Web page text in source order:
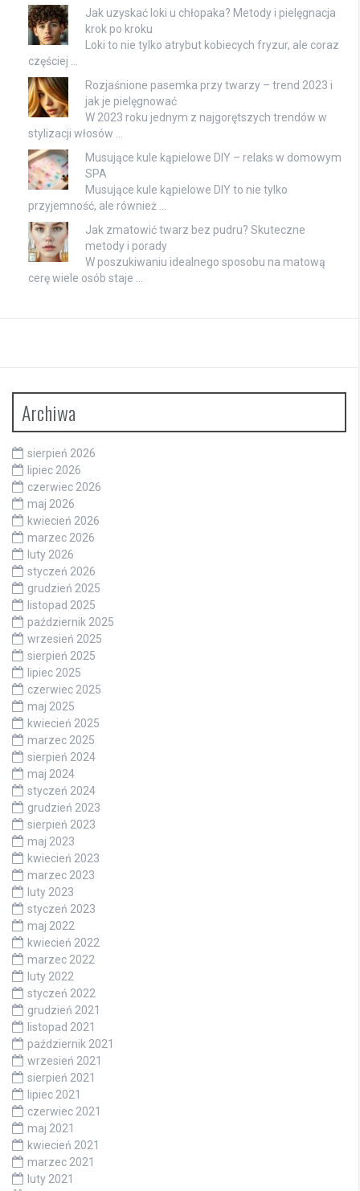
Jak uzyskać loki u chłopaka? Metody i pielęgnacja
krok po kroku
Loki to nie tylko atrybut kobiecych fryzur, ale coraz
częściej …
Rozjaśnione pasemka przy twarzy – trend 2023 i
jak je pielęgnować
W 2023 roku jednym z najgorętszych trendów w
stylizacji włosów …
Musujące kule kąpielowe DIY – relaks w domowym
SPA
Musujące kule kąpielowe DIY to nie tylko
przyjemność, ale również …
Jak zmatowić twarz bez pudru? Skuteczne
metody i porady
W poszukiwaniu idealnego sposobu na matową
cerę wiele osób staje …
Archiwa
sierpień 2026
lipiec 2026
czerwiec 2026
maj 2026
kwiecień 2026
marzec 2026
luty 2026
styczeń 2026
grudzień 2025
listopad 2025
październik 2025
wrzesień 2025
sierpień 2025
lipiec 2025
czerwiec 2025
maj 2025
kwiecień 2025
marzec 2025
sierpień 2024
maj 2024
styczeń 2024
grudzień 2023
sierpień 2023
maj 2023
kwiecień 2023
marzec 2023
luty 2023
styczeń 2023
maj 2022
kwiecień 2022
marzec 2022
luty 2022
styczeń 2022
grudzień 2021
listopad 2021
październik 2021
wrzesień 2021
sierpień 2021
lipiec 2021
czerwiec 2021
maj 2021
kwiecień 2021
marzec 2021
luty 2021